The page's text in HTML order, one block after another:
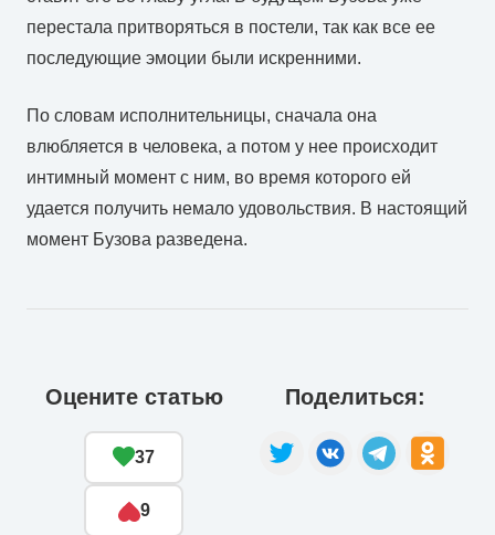
перестала притворяться в постели, так как все ее
последующие эмоции были искренними.
По словам исполнительницы, сначала она
влюбляется в человека, а потом у нее происходит
интимный момент с ним, во время которого ей
удается получить немало удовольствия. В настоящий
момент Бузова разведена.
Оцените статью
37
9
Поделиться: